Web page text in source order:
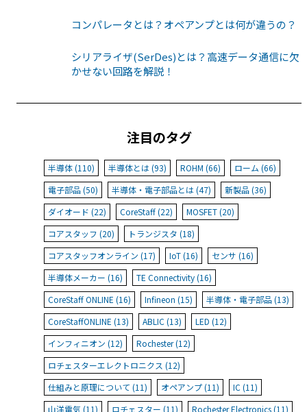
コンパレータとは？オペアンプとは何が違うの？
シリアライザ(SerDes)とは？高速データ通信に欠
かせない回路を解説！
注目のタグ
半導体 (110) 半導体とは (93) ROHM (66)
ローム (66)
電子部品 (50)
半導体・電子部品とは (47)
新製品 (36)
ダイオード (22)
CoreStaff (22)
MOSFET (20)
コアスタッフ (20)
トランジスタ (18)
コアスタッフオンライン (17)
IoT (16)
センサ (16)
半導体メーカー (16)
TE Connectivity (16)
CoreStaff ONLINE (16)
Infineon (15)
半導体・電子部品 (13)
CoreStaffONLINE (13)
ABLIC (13)
LED (12)
インフィニオン (12)
Rochester (12)
ロチェスターエレクトロニクス (12)
仕組みと原理について (11)
オペアンプ (11)
IC (11)
山洋電気 (11)
ロチェスター (11)
Rochester Electronics (11)